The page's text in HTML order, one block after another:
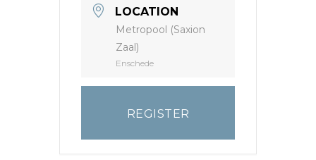
LOCATION
Metropool (Saxion
Zaal)
Enschede
REGISTER